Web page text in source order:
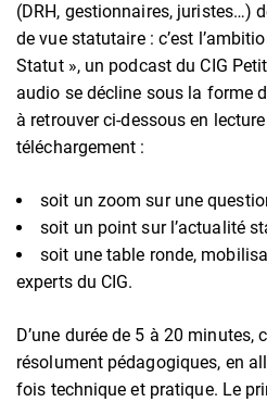
(DRH, gestionnaires, juristes…)
de vue statutaire : c’est
Statut », un podcast du CIG
audio se décline sous la forme
à retrouver ci-dessous en
téléchargement :
soit un zoom sur une
soit un point sur l’actualité
soit une table ronde,
experts du CIG.
D’une durée de 5 à 20
résolument pédagogiques, en
fois technique et pratique. Le